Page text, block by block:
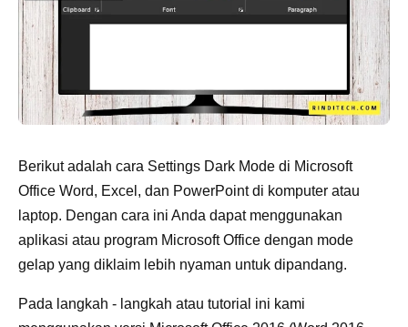
Berikut adalah cara Settings Dark Mode di Microsoft
Office Word, Excel, dan PowerPoint di komputer atau
laptop. Dengan cara ini Anda dapat menggunakan
aplikasi atau program Microsoft Office dengan mode
gelap yang diklaim lebih nyaman untuk dipandang.
Pada langkah - langkah atau tutorial ini kami